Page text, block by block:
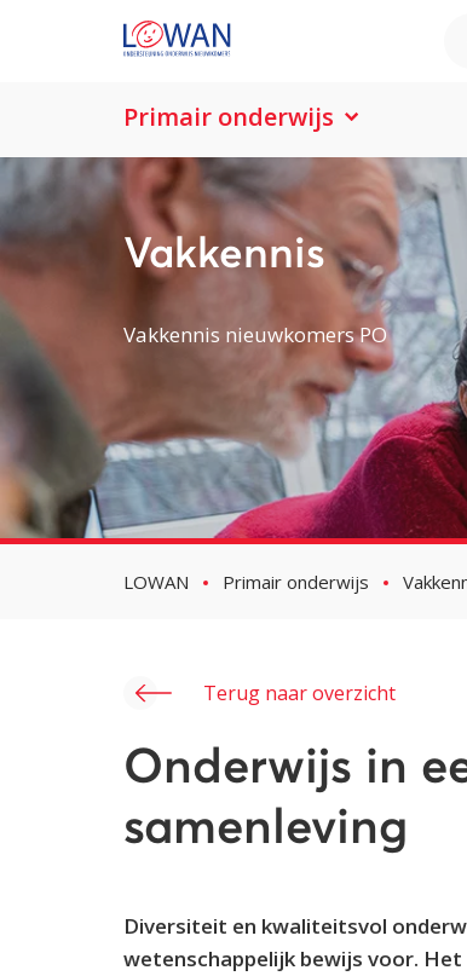
Primair onderwijs
Vakkennis
Vakkennis nieuwkomers PO
LOWAN Primair onderwijs
Terug naar overzicht
Onderwijs in
samenleving
Diversiteit en kwaliteitsvol
wetenschappelijk bewijs voor.